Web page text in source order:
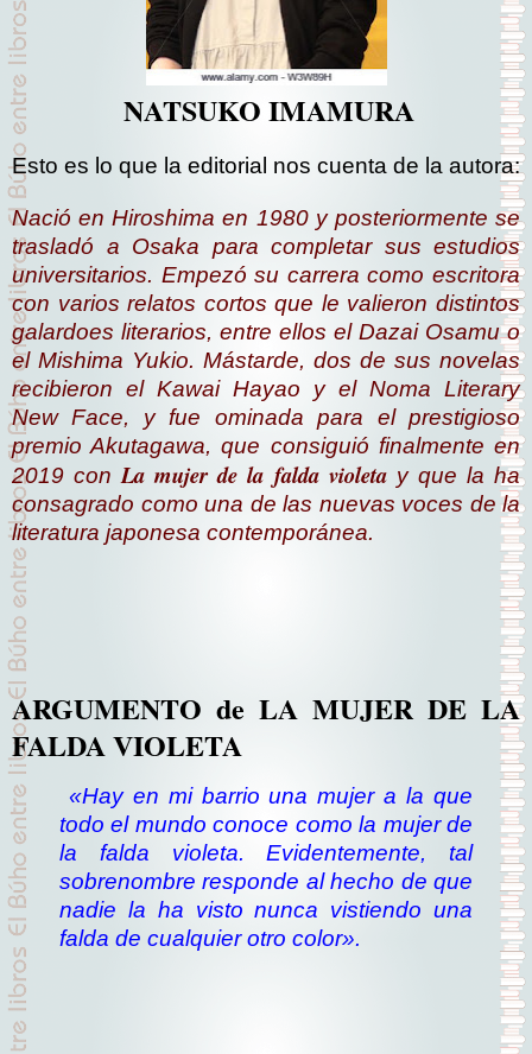
NATSUKO IMAMURA
Esto es lo que la editorial nos cuenta de la autora:
Nació en Hiroshima en 1980 y posteriormente se
trasladó a Osaka para completar sus estudios
universitarios. Empezó su carrera como escritora
con varios relatos cortos que le valieron distintos
galardoes literarios, entre ellos el Dazai Osamu o
el Mishima Yukio. Mástarde, dos de sus novelas
recibieron el Kawai Hayao y el Noma Literary
New Face, y fue ominada para el prestigioso
premio Akutagawa, que consiguió finalmente en
2019 con La mujer de la falda violetay que la ha
consagrado como una de las nuevas voces de la
literatura japonesa contemporánea.
ARGUMENTO de LA MUJER DE LA
FALDA VIOLETA
«Hay en mi barrio una mujer a la que
todo el mundo conoce como la mujer de
la falda violeta. Evidentemente, tal
sobrenombre responde al hecho de que
nadie la ha visto nunca vistiendo una
falda de cualquier otro color».